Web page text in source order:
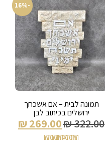
-16%
תמונה לבית – אם אשכחך
ירושלים בכיתוב לבן
₪322.00
₪269.00
הוספה לסל